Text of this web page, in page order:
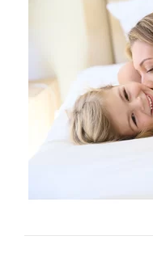
-- Ομαδικά
-- Προγράμματα
Οι υπηρεσίες μας
-- Εργοθεραπεία